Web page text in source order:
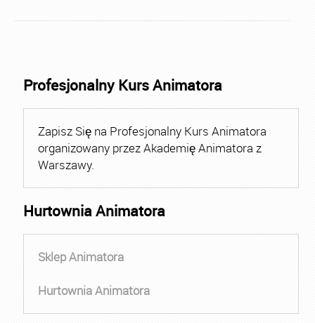
Profesjonalny Kurs Animatora
Zapisz Się na Profesjonalny Kurs Animatora
organizowany przez Akademię Animatora z
Warszawy.
Hurtownia Animatora
Sklep Animatora
Hurtownia Animatora